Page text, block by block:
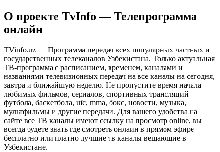
О проекте TvInfo — Телепрограмма
онлайн
TVinfo.uz — Программа передач всех популярных частных и
государственных телеканалов Узбекистана. Только актуальная
ТВ-программа с расписанием, временем, каналами и
названиями телевизионных передач на все каналы на сегодня,
завтра и ближайшую неделю. Не пропустите время начала
любимых фильмов, сериалов, спортивных трансляций
футбола, баскетбола, ufc, mma, бокс, новости, музыка,
мультфильмы и другие передачи. Для вашего удобства на
сайте все ТВ каналы имеют ссылку на просмотр online, вы
всегда будете знать где смотреть онлайн в прямом эфире
бесплатно или платно лучшие тв каналы вещающие в
Узбекистане.